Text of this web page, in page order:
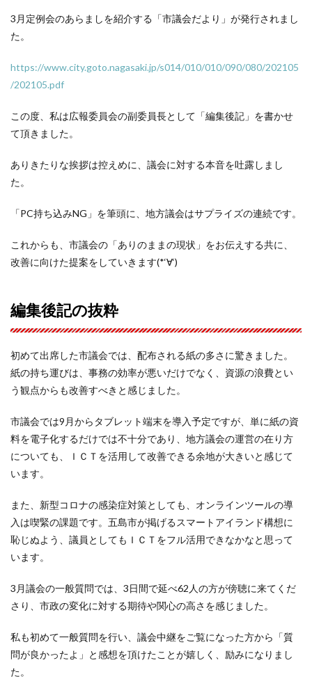
3月定例会のあらましを紹介する「市議会だより」が発行されまし
た。
https://www.city.goto.nagasaki.jp/s014/010/010/090/080/202105
/202105.pdf
この度、私は広報委員会の副委員長として「編集後記」を書かせ
て頂きました。
ありきたりな挨拶は控えめに、議会に対する本音を吐露しまし
た。
「PC持ち込みNG」を筆頭に、地方議会はサプライズの連続です。
これからも、市議会の「ありのままの現状」をお伝えする共に、
改善に向けた提案をしていきます(*‘∀‘)
編集後記の抜粋
初めて出席した市議会では、配布される紙の多さに驚きました。
紙の持ち運びは、事務の効率が悪いだけでなく、資源の浪費とい
う観点からも改善すべきと感じました。
市議会では9月からタブレット端末を導入予定ですが、単に紙の資
料を電子化するだけでは不十分であり、地方議会の運営の在り方
についても、ＩＣＴを活用して改善できる余地が大きいと感じて
います。
また、新型コロナの感染症対策としても、オンラインツールの導
入は喫緊の課題です。五島市が掲げるスマートアイランド構想に
恥じぬよう、議員としてもＩＣＴをフル活用できなかなと思って
います。
3月議会の一般質問では、3日間で延べ62人の方が傍聴に来てくだ
さり、市政の変化に対する期待や関心の高さを感じました。
私も初めて一般質問を行い、議会中継をご覧になった方から「質
問が良かったよ」と感想を頂けたことが嬉しく、励みになりまし
た。